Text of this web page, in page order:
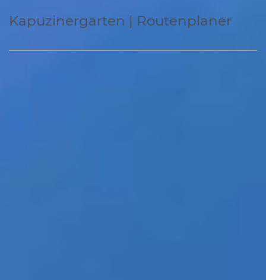
Kapuzinergarten | Routenplaner